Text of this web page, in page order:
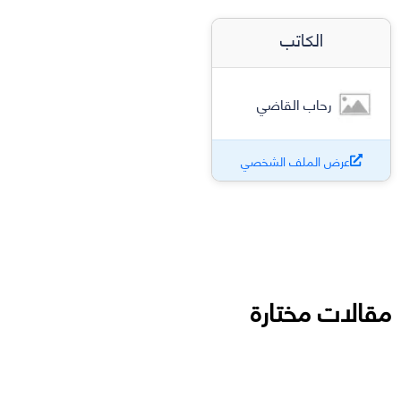
الكاتب
رحاب القاضي
عرض الملف الشخصي
مقالات مختارة